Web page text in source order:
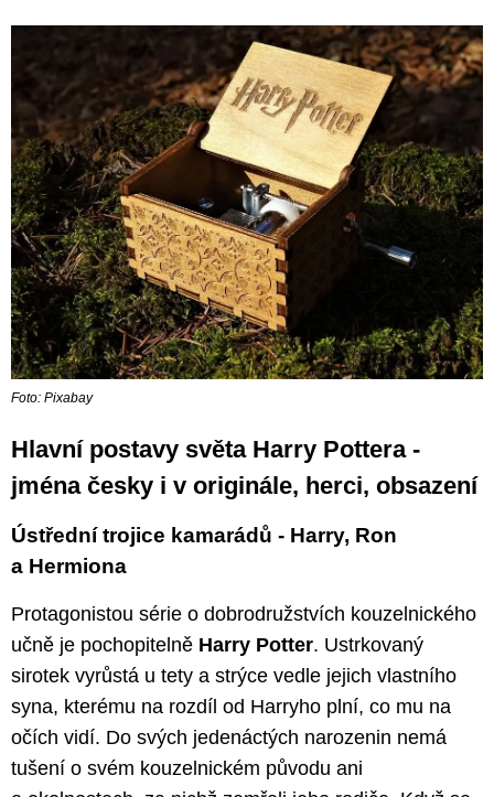
Foto: Pixabay
Hlavní postavy světa Harry Pottera -
jména česky i v originále, herci, obsazení
Ústřední trojice kamarádů - Harry, Ron
a Hermiona
Protagonistou série o dobrodružstvích kouzelnického
učně je pochopitelně Harry Potter. Ustrkovaný
sirotek vyrůstá u tety a strýce vedle jejich vlastního
syna, kterému na rozdíl od Harryho plní, co mu na
očích vidí. Do svých jedenáctých narozenin nemá
tušení o svém kouzelnickém původu ani